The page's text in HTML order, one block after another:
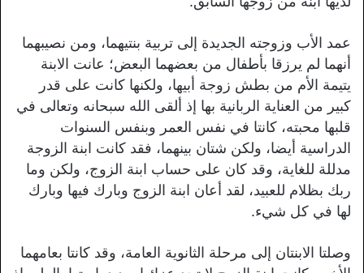
عمد الأب وزوجته الجديدة إلى تربية بنتيهما، ومن نصيبهما
أنهما لم يرزقا بأطفال من بعضهما البعض؛ عانت الابنة
يتيمة الأم من بطش زوجة أبيها، ولكنها كانت على قدر
كبير من العناية الربانية بها إذ ألقى الله سبحانه وتعالى في
قلبها محبته، كانتا في نفس العمر وبنفس السنوات
الدراسية أيضا، ولكن شتان بينهما، فقد كانت ابنة الزوجة
مدللة للغاية، وقد كان على حساب ابنة الزوج، ولكن وما
ربك بظلام للعبيد، لقد أعان ابنة الزوج وبارك فيها وبارك
لها في كل شيء.
وصلتا الابنتان إلى مرحلة الثانوية العامة، وقد كانتا بعامهما